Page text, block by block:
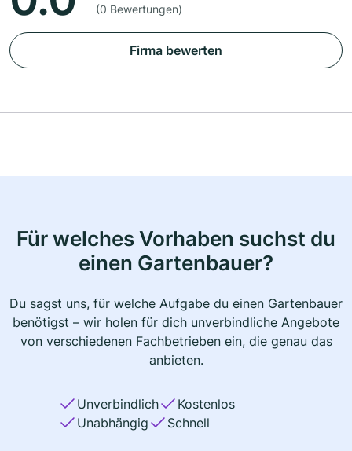
(0 Bewertungen)
Firma bewerten
Für welches Vorhaben suchst du
einen Gartenbauer?
Du sagst uns, für welche Aufgabe du einen Gartenbauer
benötigst – wir holen für dich unverbindliche Angebote
von verschiedenen Fachbetrieben ein, die genau das
anbieten.
Unverbindlich
Kostenlos
Unabhängig
Schnell